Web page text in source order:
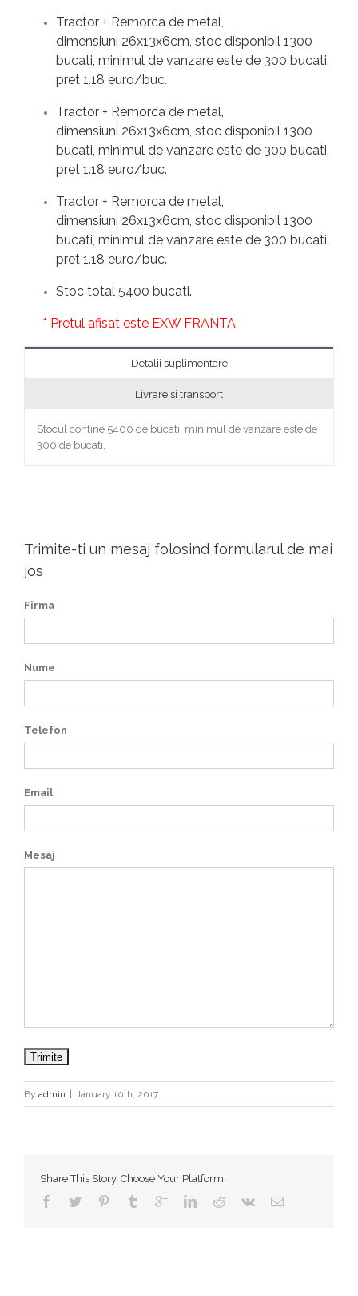
Tractor + Remorca de metal,
dimensiuni 26x13x6cm, stoc disponibil 1300
bucati, minimul de vanzare este de 300 bucati,
pret 1.18 euro/buc.
Tractor + Remorca de metal,
dimensiuni 26x13x6cm, stoc disponibil 1300
bucati, minimul de vanzare este de 300 bucati,
pret 1.18 euro/buc.
Tractor + Remorca de metal,
dimensiuni 26x13x6cm, stoc disponibil 1300
bucati, minimul de vanzare este de 300 bucati,
pret 1.18 euro/buc.
Stoc total 5400 bucati.
* Pretul afisat este EXW FRANTA
Detalii suplimentare
Livrare si transport
Stocul contine 5400 de bucati, minimul de vanzare este de
300 de bucati.
Trimite-ti un mesaj folosind formularul de mai
jos
Firma
Nume
Telefon
Email
Mesaj
By admin | January 10th, 2017
Share This Story, Choose Your Platform!